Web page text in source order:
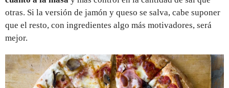
otras. Si la versión de jamón y queso se salva, cabe suponer
que el resto, con ingredientes algo más motivadores, será
mejor.